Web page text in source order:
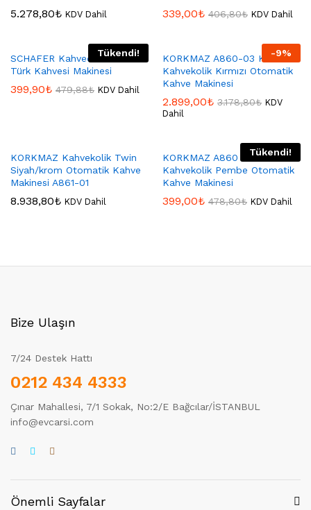
5.278,80₺ KDV Dahil 339,00₺ 406,80₺ KDV Dahil
Tükendi!
SCHAFER Kahvecim GUL01
Türk Kahvesi Makinesi
399,90₺ 479,88₺ KDV Dahil
-9%
KORKMAZ A860-03 Korkmaz
Kahvekolik Kırmızı Otomatik
Kahve Makinesi
2.899,00₺ 3.178,80₺ KDV
Dahil
KORKMAZ Kahvekolik Twin
Siyah/krom Otomatik Kahve
Makinesi A861-01
8.938,80₺ KDV Dahil
Tükendi!
KORKMAZ A860 Korkmaz
Kahvekolik Pembe Otomatik
Kahve Makinesi
399,00₺ 478,80₺ KDV Dahil
Bize Ulaşın
7/24 Destek Hattı
0212 434 4333
Çınar Mahallesi, 7/1 Sokak, No:2/E Bağcılar/İSTANBUL
info@evcarsi.com
Önemli Sayfalar